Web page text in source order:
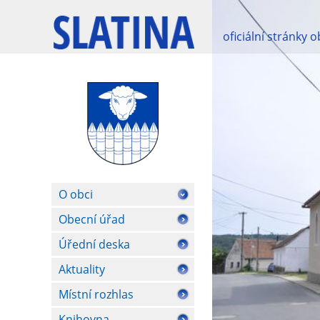
O obci
Obecní úřad
Úřední deska
Aktuality
Místní rozhlas
oficiální stránky